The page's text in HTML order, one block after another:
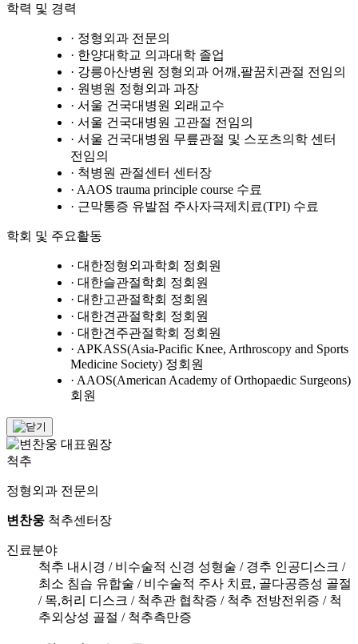
학력 및 경력
· 정형외과 전문의
· 한양대학교 의과대학 졸업
· 강릉아산병원 정형외과 어깨,팔꿈치관절 전임의
· 원병원 정형외과 과장
· 서울 건국대병원 외래교수
· 서울 건국대병원 고관절 전임의
· 서울 건국대병원 무릎관절 및 스포츠의학 센터
전임의
· 척병원 관절센터 센터장
· AAOS trauma principle course 수료
· 근막통증 유발점 주사자극제치료(TPI) 수료
학회 및 주요활동
· 대한정형외과학회 정회원
· 대한슬관절학회 정회원
· 대한고관절학회 정회원
· 대한견관절학회 정회원
· 대한견주관절학회 정회원
· APKASS(Asia-Pacific Knee, Arthroscopy and Sports
Medicine Society) 정회원
· AAOS(American Academy of Orthopaedic Surgeons)
회원
척추
정형외과 전문의
변찬웅 척추센터장
진료분야
척추 내시경 / 비수술적 신경 성형술 / 경추 인공디스크 /
최소 침습 유합술 / 비수술적 주사 치료, 골다공증성 골절
/ 목,허리 디스크 / 척추관 협착증 / 척추 전방전위증 / 척
추외상성 골절 / 척추측만증